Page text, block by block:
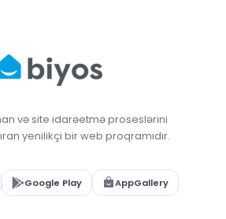
və site idarəetmə proseslərini
yenilikçi bir web proqramıdır.
Google Play AppGallery